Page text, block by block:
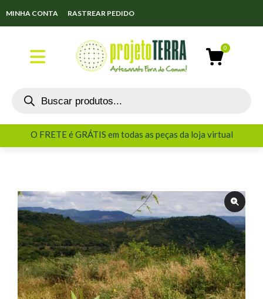
MINHA CONTA RASTREAR PEDIDO
O FRETE é GRÁTIS em todas as peças da loja virtual
O FRETE é GRÁTIS em todas as peças da loja virtual